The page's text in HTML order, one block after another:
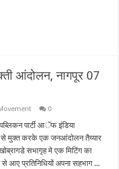
आंदोलन, नागपूर 07
0
पार्टी आॅफ इंडिया
से मुक्त करके एक जनआंदोलन तैय्यार
सभागृह मे एक मिटिंग का
आए प्रतिनिधियों अपना सहभाग ...